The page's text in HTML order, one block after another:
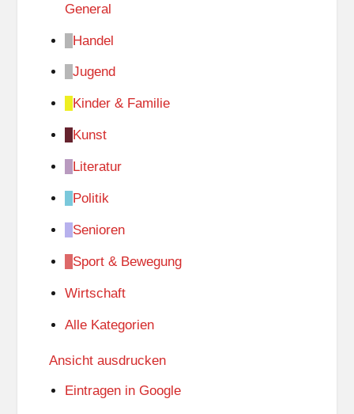
General
Handel
Jugend
Kinder & Familie
Kunst
Literatur
Politik
Senioren
Sport & Bewegung
Wirtschaft
Alle Kategorien
Ansicht ausdrucken
Eintragen in Google